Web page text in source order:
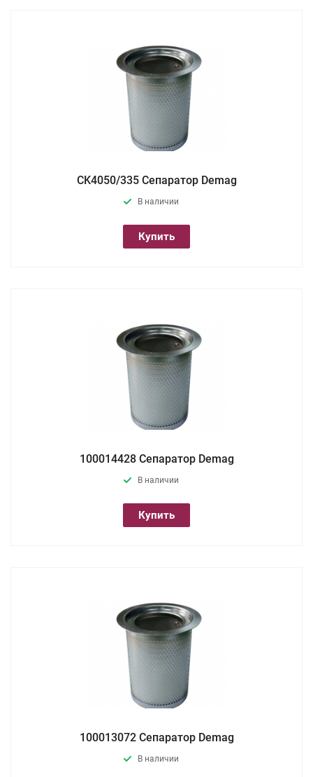
CK4050/335 Сепаратор Demag
В наличии
Купить
100014428 Сепаратор Demag
В наличии
Купить
100013072 Сепаратор Demag
В наличии